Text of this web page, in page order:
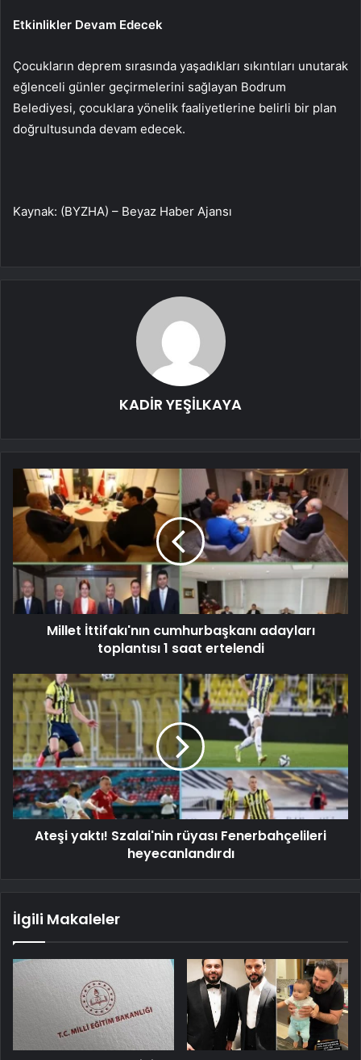
Etkinlikler Devam Edecek
Çocukların deprem sırasında yaşadıkları sıkıntıları unutarak
eğlenceli günler geçirmelerini sağlayan Bodrum
Belediyesi, çocuklara yönelik faaliyetlerine belirli bir plan
doğrultusunda devam edecek.
Kaynak: (BYZHA) – Beyaz Haber Ajansı
KADİR YEŞİLKAYA
Millet İttifakı'nın cumhurbaşkanı adayları
toplantısı 1 saat ertelendi
Ateşi yaktı! Szalai'nin rüyası Fenerbahçelileri
heyecanlandırdı
İlgili Makaleler